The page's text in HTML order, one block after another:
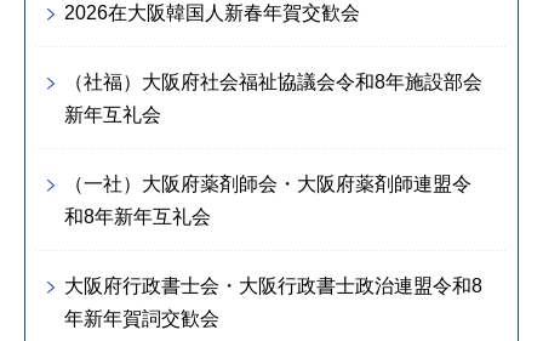
2026在大阪韓国人新春年賀交歓会
（社福）大阪府社会福祉協議会令和8年施設部会
新年互礼会
（一社）大阪府薬剤師会・大阪府薬剤師連盟令
和8年新年互礼会
大阪府行政書士会・大阪行政書士政治連盟令和8
年新年賀詞交歓会